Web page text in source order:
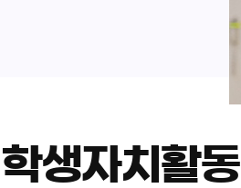
학생자치활동